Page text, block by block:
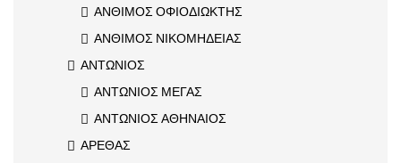
ΑΝΘΙΜΟΣ ΟΦΙΟΔΙΩΚΤΗΣ
ΑΝΘΙΜΟΣ ΝΙΚΟΜΗΔΕΙΑΣ
ΑΝΤΩΝΙΟΣ
ΑΝΤΩΝΙΟΣ ΜΕΓΑΣ
ΑΝΤΩΝΙΟΣ ΑΘΗΝΑΙΟΣ
ΑΡΕΘΑΣ